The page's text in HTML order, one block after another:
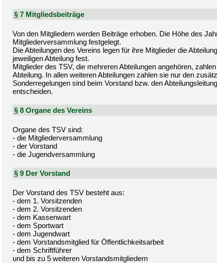
§ 7 Mitgliedsbeiträge
Von den Mitgliedern werden Beiträge erhoben. Die Höhe des
Mitgliederversammlung festgelegt.
Die Abteilungen des Vereins legen für ihre Mitglieder die
jeweiligen Abteilung fest.
Mitglieder des TSV, die mehreren Abteilungen angehören,
Abteilung. In allen weiteren Abteilungen zahlen sie nur den
Sonderregelungen sind beim Vorstand bzw. den
entscheiden.
§ 8 Organe des Vereins
Organe des TSV sind:
- die Mitgliederversammlung
- der Vorstand
- die Jugendversammlung
§ 9 Der Vorstand
Der Vorstand des TSV besteht aus:
- dem 1. Vorsitzenden
- dem 2. Vorsitzenden
- dem Kassenwart
- dem Sportwart
- dem Jugendwart
- dem Vorstandsmitglied für Öffentlichkeitsarbeit
- dem Schriftführer
und bis zu 5 weiteren Vorstandsmitgliedern